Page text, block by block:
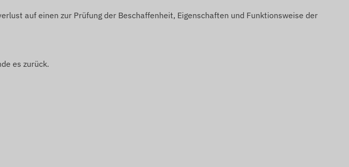
auf einen zur Prüfung der Beschaffenheit, Eigenschaften und Funktionsweise der
es zurück.